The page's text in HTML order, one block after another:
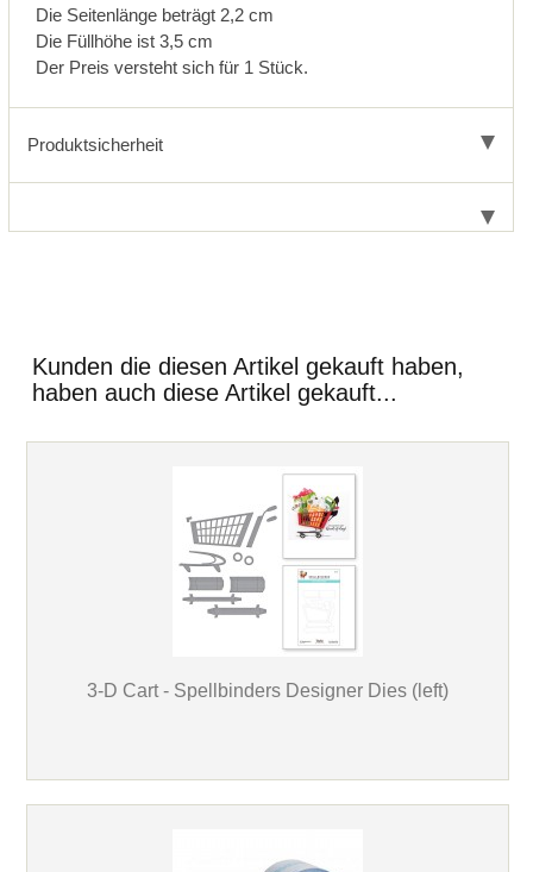
Die Seitenlänge beträgt 2,2 cm
Die Füllhöhe ist 3,5 cm
Der Preis versteht sich für 1 Stück.
Produktsicherheit
Kunden die diesen Artikel gekauft haben,
haben auch diese Artikel gekauft...
3-D Cart - Spellbinders Designer Dies (left)